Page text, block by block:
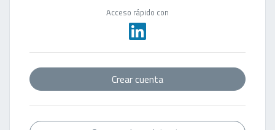
Acceso rápido con
Crear cuenta